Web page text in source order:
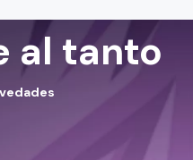
al tanto